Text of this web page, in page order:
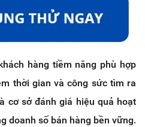
hàng tiềm năng phù hợp
thời gian và công sức tìm ra
cơ sở đánh giá hiệu quả hoạt
doanh số bán hàng bền vững.